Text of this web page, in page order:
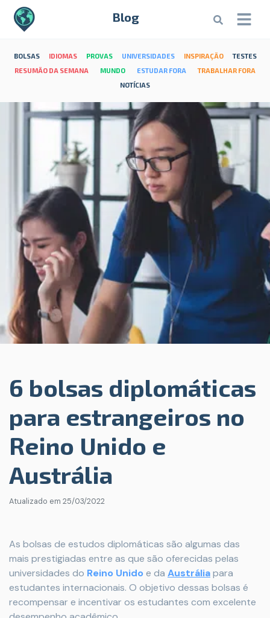
Blog
BOLSAS IDIOMAS PROVAS UNIVERSIDADES INSPIRAÇÃO
TESTES
RESUMÃO DA SEMANA
MUNDO ESTUDAR FORA
TRABALHAR FORA
NOTÍCIAS
6 bolsas diplomáticas
para estrangeiros no
Reino Unido e
Austrália
Atualizado em 25/03/2022
As bolsas de estudos diplomáticas são algumas das
mais prestigiadas entre as que são oferecidas pelas
universidades do Reino Unido e da Austráliapara
estudantes internacionais. O objetivo dessas bolsas é
recompensar e incentivar os estudantes com excelente